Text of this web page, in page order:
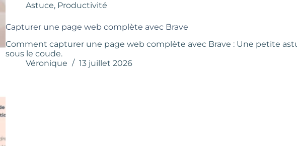
Astuce, Productivité
Capturer une page web complète avec Brave
Comment capturer une page web complète avec Brave : Une petite
sous le coude.
Véronique
13 juillet 2026